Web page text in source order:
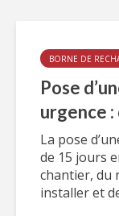
BORNE DE
Pose
urgence
La pose
de 15 jours
chantier, du
installer et